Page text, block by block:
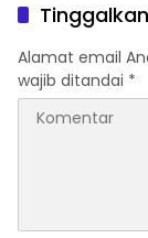
Alamat email
wajib ditandai *